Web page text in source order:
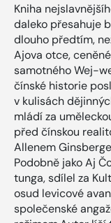
Kniha
daleko přesahuje
dlouho předtím,
Ajova otce,
samotného Wej-
čínské historie
v kulisách
mládí za
před čínskou
Allenem
Podobně jako Aj
tunga, sdílel za
osud levicové
společenské